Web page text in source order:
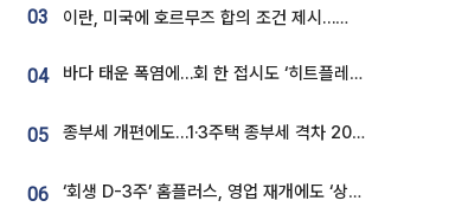
03 이란, 미국에 호르무즈 합의 조건 제시…美 “경기 아직 안 끝나” [종합]
04 바다 태운 폭염에…회 한 접시도 ‘히트플레이션’
05 종부세 개편에도…1·3주택 종부세 격차 2028년부터 확대
06 ‘회생 D-3주’ 홈플러스, 영업 재개에도 ‘상품 공급망’ 복구가 생존 관건